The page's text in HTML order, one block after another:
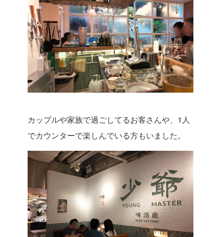
カップルや家族で過ごしてるお客さんや、1人
でカウンターで楽しんでいる方もいました。